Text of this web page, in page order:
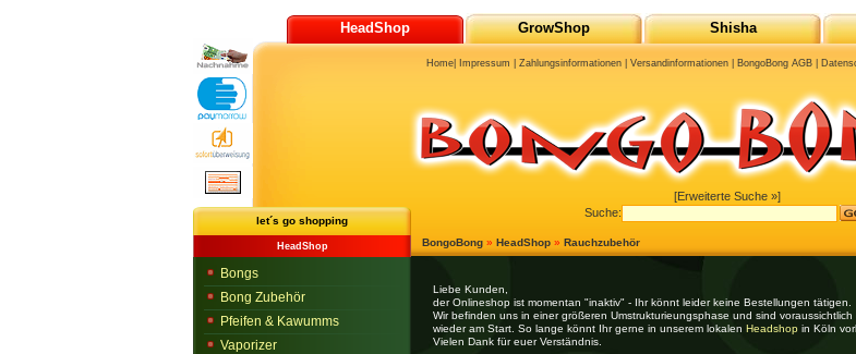
Liebe Kunden,
der Onlineshop ist momentan "inaktiv" - Ihr könnt leider keine Bestellungen tätigen.
Wir befinden uns in einer größeren Umstrukturieungsphase und sind
wieder am Start. So lange könnt Ihr gerne in unserem lokalen Headshop in Köln
Vielen Dank für euer Verständnis.
BongoBong » HeadShop » Rauchzubehör
let´s go shopping
HeadShop
Bongs
Bong Zubehör
Pfeifen & Kawumms
Vaporizer
HeadShop GrowShop Shisha
[Erweiterte Suche »]
Suche:
Home| Impressum Zahlungsinformationen| Versandinformationen| BongoBong AGB|